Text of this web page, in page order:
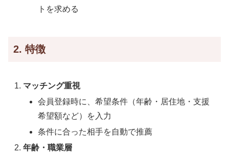
トを求める
2. 特徴
マッチング重視
会員登録時に、希望条件（年齢・居住地・支援
希望額など）を入力
条件に合った相手を自動で推薦
年齢・職業層